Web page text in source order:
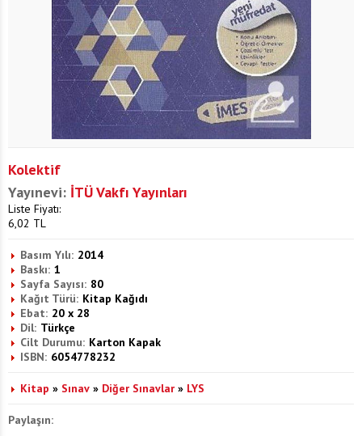
Kolektif
Yayınevi: İTÜ Vakfı Yayınları
Liste Fiyatı:
6,02 TL
Basım Yılı: 2014
Baskı: 1
Sayfa Sayısı: 80
Kağıt Türü: Kitap Kağıdı
Ebat: 20 x 28
Dil: Türkçe
Cilt Durumu: Karton Kapak
ISBN: 6054778232
Kitap » Sınav » Diğer Sınavlar » LYS
Paylaşın: